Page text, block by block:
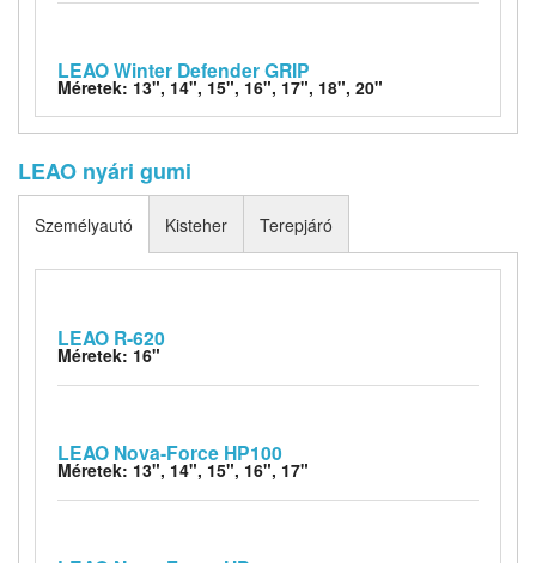
LEAO Winter Defender GRIP
Méretek: 13", 14", 15", 16", 17", 18", 20"
LEAO nyári gumi
Személyautó
LEAO R-620
Méretek: 16"
LEAO Nova-Force HP100
Méretek: 13", 14", 15", 16", 17"
Kisteher Terepjáró